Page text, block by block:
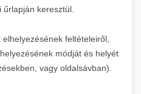
űrlapján keresztül.
feltételeiről,
módját és helyét
vagy oldalsávban).